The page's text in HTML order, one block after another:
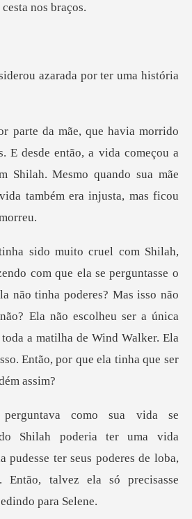
u azarada por ter uma hist
esde então, a vida começou a
Shilah. Mesmo quando sua mãe
não tinha poderes? Mas isso não
Ela não escolheu ser a única
tod
ter uma vida
pudesse ter seus poderes de loba,